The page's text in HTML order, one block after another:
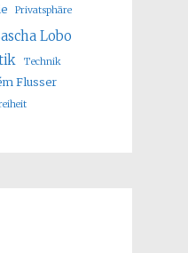
Privatsphäre
Lobo
Technik
Flusser